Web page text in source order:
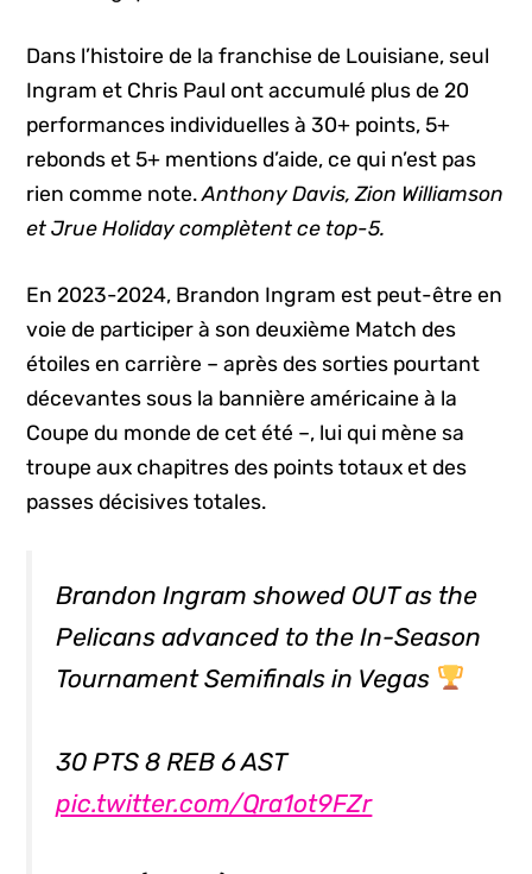
Dans l’histoire de la franchise de Louisiane, seul
Ingram et Chris Paul ont accumulé plus de 20
performances individuelles à 30+ points, 5+
rebonds et 5+ mentions d’aide, ce qui n’est pas
rien comme note.Anthony Davis, Zion Williamson
et Jrue Holiday complètent ce top-5.
En 2023-2024, Brandon Ingram est peut-être en
voie de participer à son deuxième Match des
étoiles en carrière – après des sorties pourtant
décevantes sous la bannière américaine à la
Coupe du monde de cet été –, lui qui mène sa
troupe aux chapitres des points totaux et des
passes décisives totales.
Brandon Ingram showed OUT as the
Pelicans advanced to the In-Season
Tournament Semifinals in Vegas
30 PTS 8 REB 6 AST
pic.twitter.com/Qra1ot9FZr